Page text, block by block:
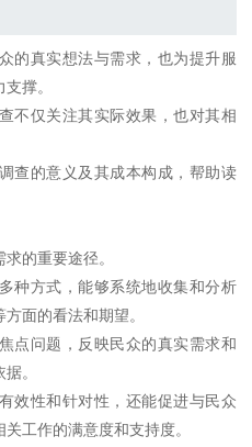
的真实想法与需求，也为提升服
撑。
不仅关注其实际效果，也对其相
查的意义及其成本构成，帮助读
的重要途径。
种方式，能够系统地收集和分析
面的看法和期望。
点问题，反映民众的真实需求和
。
效性和针对性，还能促进与民众
工作的满意度和支持度。